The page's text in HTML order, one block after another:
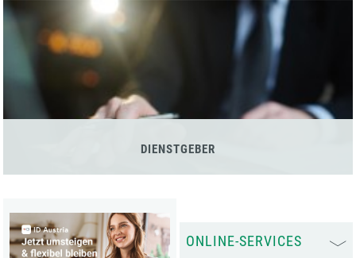
DIENSTGEBER
ONLINE-SERVICES